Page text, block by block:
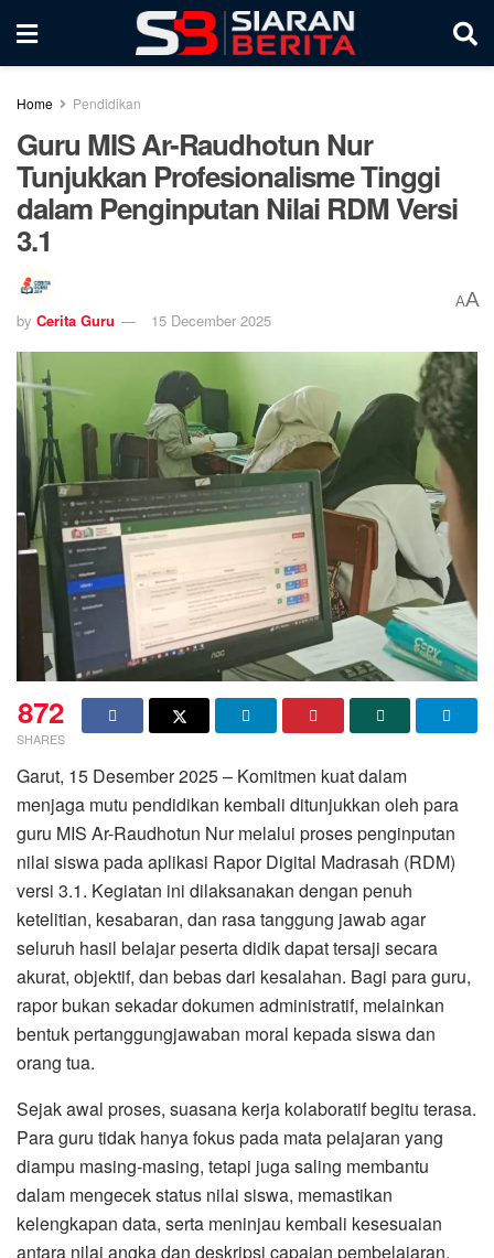
Home Pendidikan
Guru MIS Ar-Raudhotun Nur
Tunjukkan Profesionalisme Tinggi
dalam Penginputan Nilai RDM Versi
3.1
by Cerita Guru 15 December 2025
AA
872
SHARES
Garut, 15 Desember 2025 – Komitmen kuat dalam
menjaga mutu pendidikan kembali ditunjukkan oleh para
guru MIS Ar-Raudhotun Nur melalui proses penginputan
nilai siswa pada aplikasi Rapor Digital Madrasah (RDM)
versi 3.1. Kegiatan ini dilaksanakan dengan penuh
ketelitian, kesabaran, dan rasa tanggung jawab agar
seluruh hasil belajar peserta didik dapat tersaji secara
akurat, objektif, dan bebas dari kesalahan. Bagi para guru,
rapor bukan sekadar dokumen administratif, melainkan
bentuk pertanggungjawaban moral kepada siswa dan
orang tua.
Sejak awal proses, suasana kerja kolaboratif begitu terasa.
Para guru tidak hanya fokus pada mata pelajaran yang
diampu masing-masing, tetapi juga saling membantu
dalam mengecek status nilai siswa, memastikan
kelengkapan data, serta meninjau kembali kesesuaian
antara nilai angka dan deskripsi capaian pembelajaran.